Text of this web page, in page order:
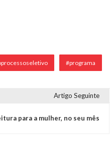
#programa
Artigo Seguinte
para a mulher, no seu mês